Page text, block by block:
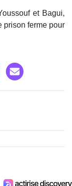
et Bagui,
prison ferme pour